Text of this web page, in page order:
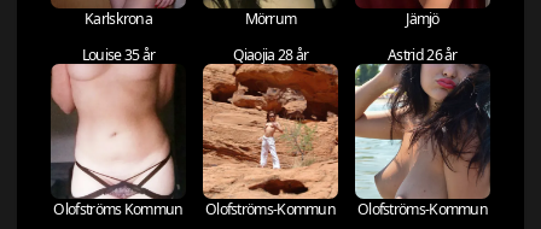
Karlskrona Mörrum
Jämjö
Louise 35 år
Olofströms Kommun
Qiaojia 28 år
Olofströms-Kommun
Astrid 26 år
Olofströms-Kommun